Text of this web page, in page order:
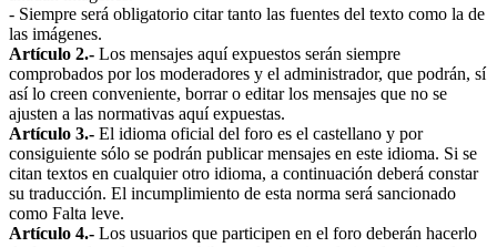
- Siempre será obligatorio citar tanto las fuentes del texto como la de
las imágenes.
Artículo 2.- Los mensajes aquí expuestos serán siempre
comprobados por los moderadores y el administrador, que podrán, sí
así lo creen conveniente, borrar o editar los mensajes que no se
ajusten a las normativas aquí expuestas.
Artículo 3.- El idioma oficial del foro es el castellano y por
consiguiente sólo se podrán publicar mensajes en este idioma. Si se
citan textos en cualquier otro idioma, a continuación deberá constar
su traducción. El incumplimiento de esta norma será sancionado
como Falta leve.
Artículo 4.- Los usuarios que participen en el foro deberán hacerlo